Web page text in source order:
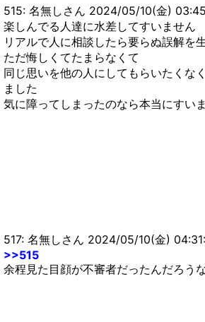
515: 名無しさん 2024/05/10(金)
楽しんでる人達に水差してすいません
リアルで人に相談したら要らぬ誤解を
ただ悔しくてたまらなくて
同じ思いを他の人にしてもらいたくな
ました
気に障ってしまったのなら本当にすい
517: 名無しさん 2024/05/10(金)
>>515
余程見た目顔が不審者だったんだろう